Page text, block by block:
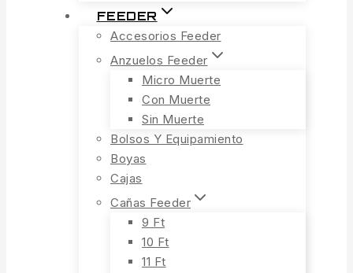
FEEDER
Accesorios Feeder
Anzuelos Feeder
Micro Muerte
Con Muerte
Sin Muerte
Bolsos Y Equipamiento
Boyas
Cajas
Cañas Feeder
9 Ft
10 Ft
11 Ft